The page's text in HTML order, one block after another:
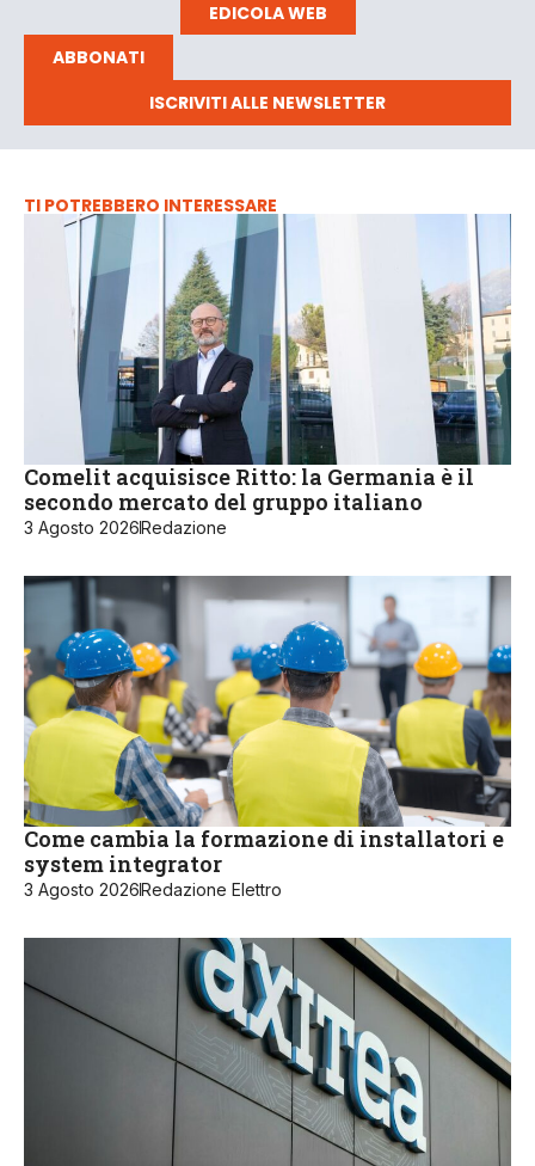
EDICOLA WEB
ABBONATI
ISCRIVITI ALLE NEWSLETTER
TI POTREBBERO INTERESSARE
Comelit acquisisce Ritto: la Germania è il
secondo mercato del gruppo italiano
3 Agosto 2026Redazione
Come cambia la formazione di installatori e
system integrator
3 Agosto 2026Redazione Elettro